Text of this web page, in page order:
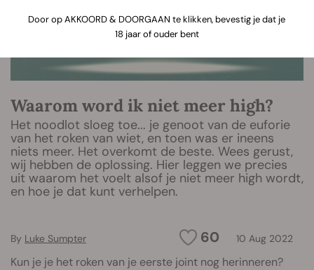
Waarom word ik niet meer high?
Het noodlot sloeg toe... je genoot van de euforie
van het roken van wiet, en toen was er ineens
niets meer. Het overkomt de beste. Wees gerust,
wij hebben de oplossing. Hier leggen we precies
uit waarom het voelt alsof je niet meer high wordt,
en hoe je dat kunt verhelpen.
60 10 Aug 2022
By Luke Sumpter
Kun je je het roken van je eerste joint nog herinneren?
Door op AKKOORD & DOORGAAN te klikken, bevestig je dat je
18 jaar of ouder bent